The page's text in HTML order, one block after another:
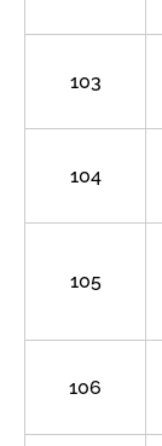
103
104
105
106